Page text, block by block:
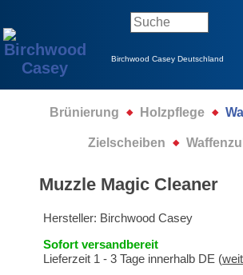
Birchwood Casey Deutschland
Brünierung Holzpflege
Zielscheiben
Muzzle Magic Cleaner
Hersteller: Birchwood Casey
Sofort versandbereit
Lieferzeit 1 - 3 Tage innerhalb DE (